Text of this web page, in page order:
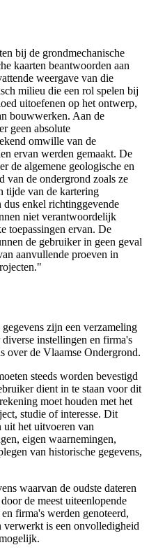
bij de grondmechanische
kaarten beantwoorden aan
weergave van die
milieu die een rol spelen bij
uitoefenen op het ontwerp,
bouwwerken. Aan de
geen absolute
omwille van de
ervan werden gemaakt. De
de algemene geologische en
van de ondergrond zoals ze
tijde van de kartering
enkel richtinggevende
niet verantwoordelijk
toepassingen ervan. De
de gebruiker in geen geval
aanvullende proeven in
zijn een verzameling
instellingen en firma's
over de Vlaamse Ondergrond.
steeds worden bevestigd
dient in te staan voor dit
moet houden met het
studie of interesse. Dit
uit het uitvoeren van
eigen waarnemingen,
van historische gegevens,
waarvan de oudste dateren
de meest uiteenlopende
firma's werden genoteerd,
verwerkt is een onvolledigheid